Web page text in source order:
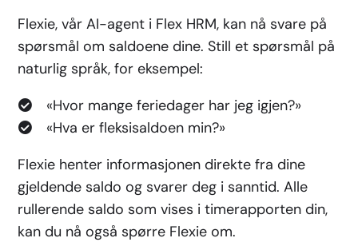
Flexie, vår AI-agent i Flex HRM, kan nå svare på
spørsmål om saldoene dine. Still et spørsmål på
naturlig språk, for eksempel:
«Hvor mange feriedager har jeg igjen?»
«Hva er fleksisaldoen min?»
Flexie henter informasjonen direkte fra dine
gjeldende saldo og svarer deg i sanntid. Alle
rullerende saldo som vises i timerapporten din,
kan du nå også spørre Flexie om.